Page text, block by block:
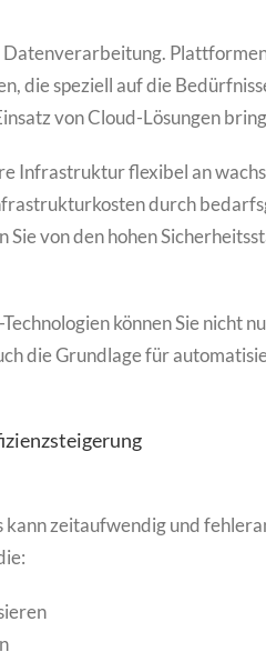
die speziell auf die
von Cloud-Lösungen
Infrastruktur flexibel an
durch
Sie von den hohen
können Sie nicht
die Grundlage für
zeitaufwendig und